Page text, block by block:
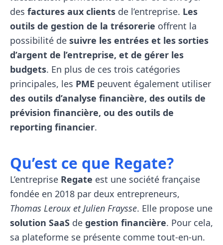
des factures aux clients de l’entreprise. Les
outils de gestion de la trésorerie offrent la
possibilité de suivre les entrées et les sorties
d’argent de l’entreprise, et de gérer les
budgets. En plus de ces trois catégories
principales, les PME peuvent également utiliser
des outils d’analyse financière, des outils de
prévision financière, ou des outils de
reporting financier.
Qu’est ce que Regate?
L’entreprise Regate est une société française
fondée en 2018 par deux entrepreneurs,
Thomas Leroux et Julien Fraysse. Elle propose une
solution SaaS de gestion financière. Pour cela,
sa plateforme se présente comme tout-en-un.